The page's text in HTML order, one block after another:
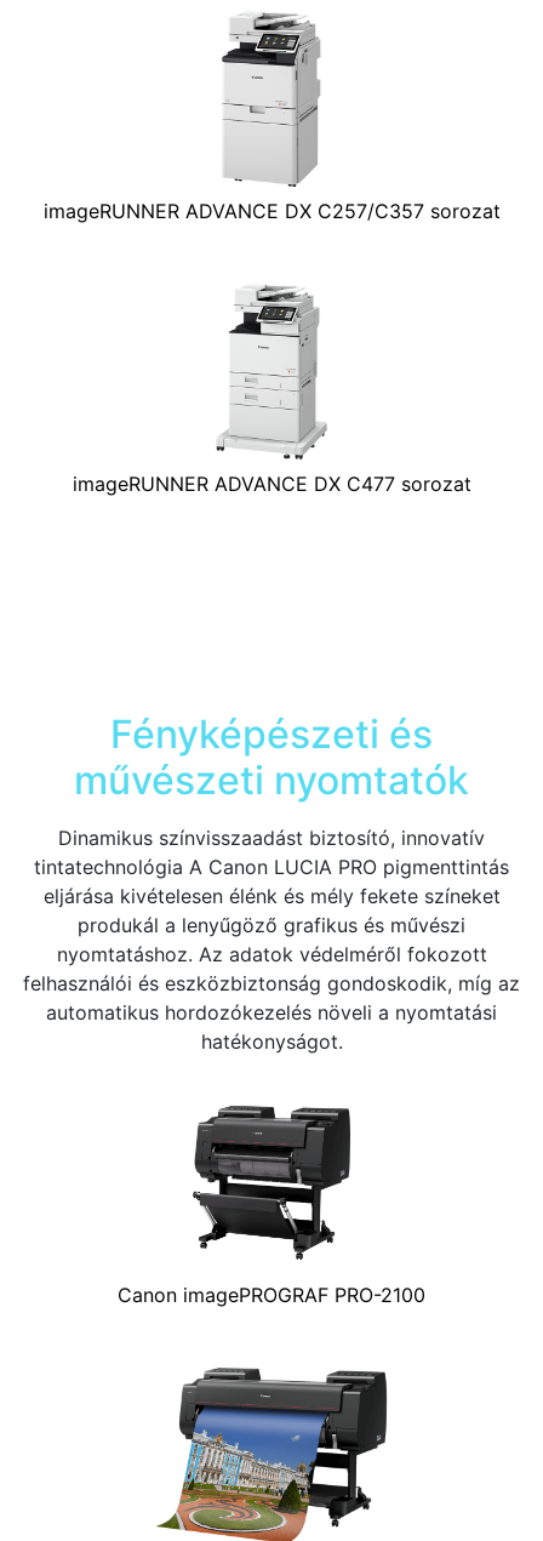
imageRUNNER ADVANCE DX C257/C357 sorozat
imageRUNNER ADVANCE DX C477 sorozat
Fényképészeti és
művészeti nyomtatók
Dinamikus színvisszaadást biztosító, innovatív
tintatechnológia A Canon LUCIA PRO pigmenttintás
eljárása kivételesen élénk és mély fekete színeket
produkál a lenyűgöző grafikus és művészi
nyomtatáshoz. Az adatok védelméről fokozott
felhasználói és eszközbiztonság gondoskodik, míg az
automatikus hordozókezelés növeli a nyomtatási
hatékonyságot.
Canon imagePROGRAF PRO-2100